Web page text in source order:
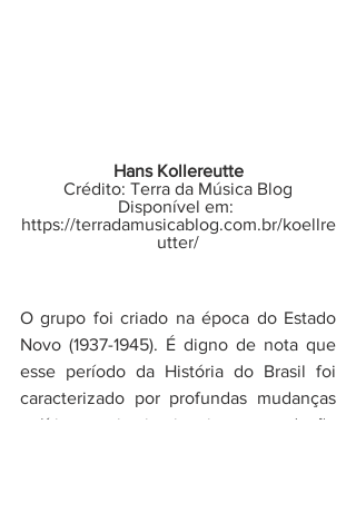
Hans Kollereutte
Crédito: Terra da Música Blog
Disponível em:
https://terradamusicablog.com.br/koellre
utter/
O grupo foi criado na época do Estado
Novo (1937-1945). É digno de nota que
esse período da História do Brasil foi
caracterizado por profundas mudanças
políticas e institucionais na condução